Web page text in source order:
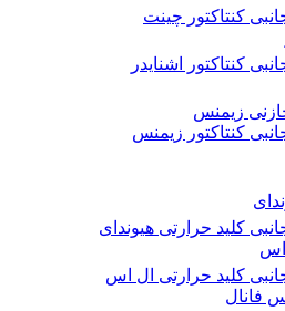
کنتاکتور چینت
کنتاکتور اشنایدر
زیمنس
کنتاکتور زیمنس
کلید حرارتی هیوندای
اس
کلید حرارتی ال اس
فانال